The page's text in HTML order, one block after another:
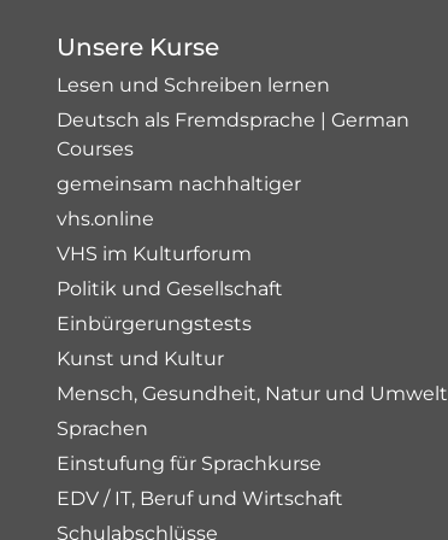
Unsere Kurse
Lesen und Schreiben lernen
Deutsch als Fremdsprache | German
Courses
gemeinsam nachhaltiger
vhs.online
VHS im Kulturforum
Politik und Gesellschaft
Einbürgerungstests
Kunst und Kultur
Mensch, Gesundheit, Natur und Umwelt
Sprachen
Einstufung für Sprachkurse
EDV / IT, Beruf und Wirtschaft
Schulabschlüsse